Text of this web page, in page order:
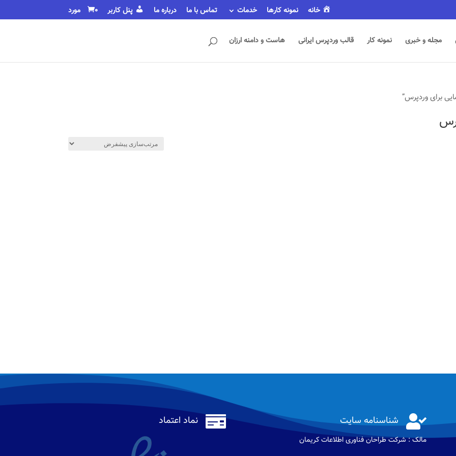
خانه نمونه کارها خدمات تماس با ما درباره ما پنل کاربر 0 مورد
مجله و خبری نمونه کار قالب وردپرس ایرانی هاست و دامنه ارزان
برای وردپرس”
 نماد اعتماد  شناسنامه سایت
مالک : شرکت طراحان فناوری اطلاعات كريمان